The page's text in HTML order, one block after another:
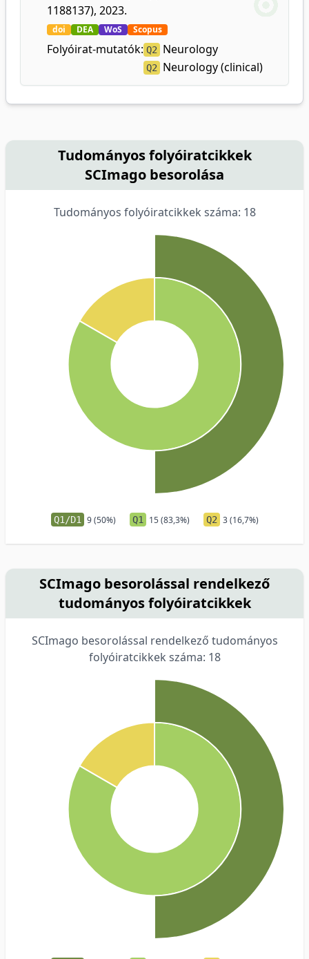
1188137), 2023.
doi DEA WoS Scopus
Folyóirat-mutatók: Q2 Neurology
Q2 Neurology (clinical)
Tudományos folyóiratcikkek
SCImago besorolása
Tudományos folyóiratcikkek száma: 18
Q1/D1 9 (50%) Q1 15 (83,3%) Q2 3 (16,7%)
SCImago besorolással rendelkező
tudományos folyóiratcikkek
SCImago besorolással rendelkező tudományos
folyóiratcikkek száma: 18